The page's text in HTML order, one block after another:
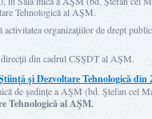
Tehnologică al AŞM.
activitatea organizaţiilor de drept
din cadrul CSŞDT al AŞM.
și Dezvoltare Tehnologică din
de şedinţe a AŞM (bd. Ştefan cel
Tehnologică al AŞM.